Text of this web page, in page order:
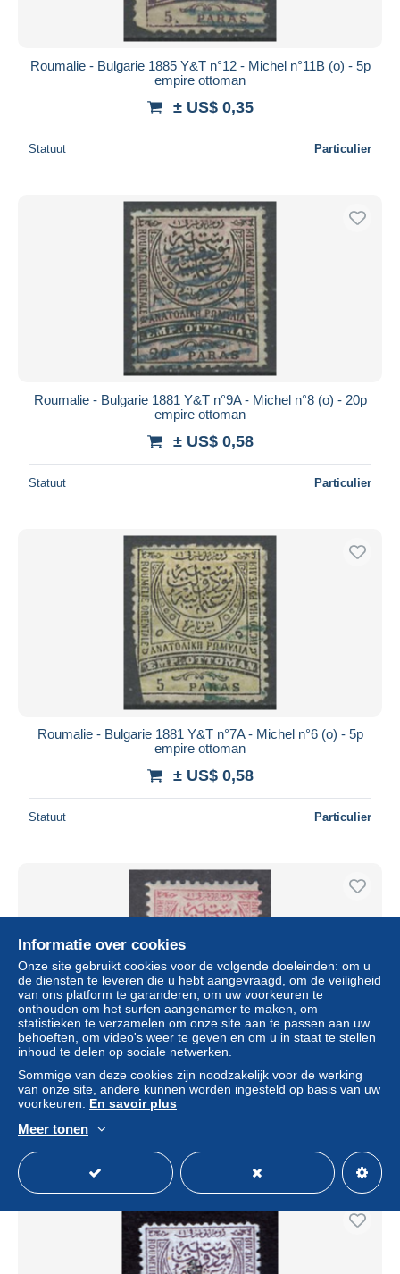
Roumalie - Bulgarie 1885 Y&T n°12 - Michel n°11B (o) - 5p
empire ottoman
± US$ 0,35
Statuut Particulier
Roumalie - Bulgarie 1881 Y&T n°9A - Michel n°8 (o) - 20p
empire ottoman
± US$ 0,58
Statuut Particulier
Roumalie - Bulgarie 1881 Y&T n°7A - Michel n°6 (o) - 5p
empire ottoman
± US$ 0,58
Statuut Particulier
Bulgaria - Eastern Romelia 1884 - 20 para, Mi-nr. III B,
perf. 11 1/2, MNH**
± US$ 0,27
Statuut Particulier
Informatie over cookies
Onze site gebruikt cookies voor de volgende doeleinden: om u
de diensten te leveren die u hebt aangevraagd, om de veiligheid
van ons platform te garanderen, om uw voorkeuren te
onthouden om het surfen aangenamer te maken, om
statistieken te verzamelen om onze site aan te passen aan uw
behoeften, om video's weer te geven en om u in staat te stellen
inhoud te delen op sociale netwerken.
Sommige van deze cookies zijn noodzakelijk voor de werking
van onze site, andere kunnen worden ingesteld op basis van uw
voorkeuren. En savoir plus
Meer tonen